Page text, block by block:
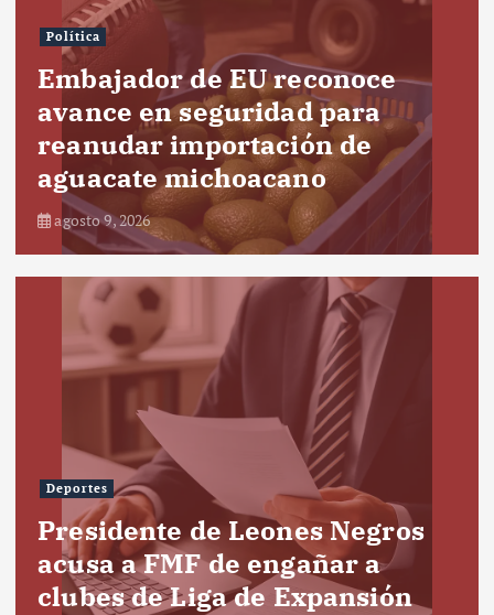
Política
Embajador de EU reconoce
avance en seguridad para
reanudar importación de
aguacate michoacano
agosto 9, 2026
Deportes
Presidente de Leones Negros
acusa a FMF de engañar a
clubes de Liga de Expansión